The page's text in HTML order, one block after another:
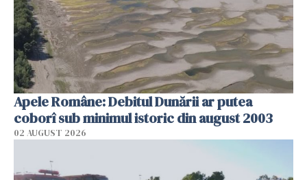
Apele Române: Debitul Dunării ar putea
coborî sub minimul istoric din august 2003
02 AUGUST 2026